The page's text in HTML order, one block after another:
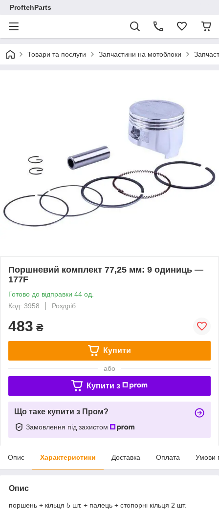
ProftehParts
Товари та послуги Запчастини на мотоблоки
Поршневий комплект 77,25 мм: 9 одиниць —
177F
Готово до відправки 44 од.
Код: 3958
Роздріб
483 ₴
Купити
або
Купити з
Що таке купити з Пром?
Замовлення під захистом
Опис Характеристики Доставка Оплата Умови
Опис
поршень + кільця 5 шт. + палець + стопорні кільця 2 шт.